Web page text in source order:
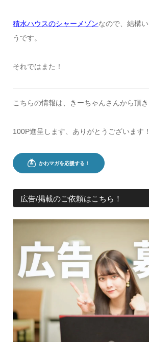
積水ハウスのシャーメゾンなので、結構
うです。
それではまた！
こちらの情報は、きーちゃんさんから頂き
100P進呈します、ありがとうございます！
広告/掲載のご依頼はこちら！